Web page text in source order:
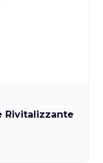
Rivitalizzante